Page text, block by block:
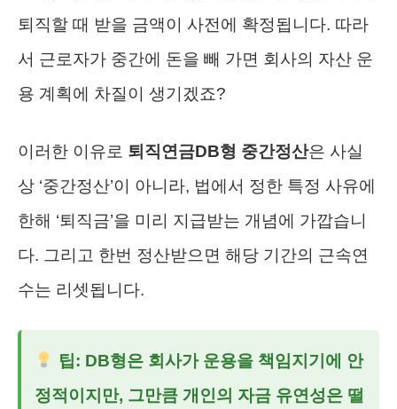
퇴직할 때 받을 금액이 사전에 확정됩니다. 따라
서 근로자가 중간에 돈을 빼 가면 회사의 자산 운
용 계획에 차질이 생기겠죠?
이러한 이유로 퇴직연금DB형 중간정산은 사실
상 ‘중간정산’이 아니라, 법에서 정한 특정 사유에
한해 ‘퇴직금’을 미리 지급받는 개념에 가깝습니
다. 그리고 한번 정산받으면 해당 기간의 근속연
수는 리셋됩니다.
팁: DB형은 회사가 운용을 책임지기에 안
정적이지만, 그만큼 개인의 자금 유연성은 떨